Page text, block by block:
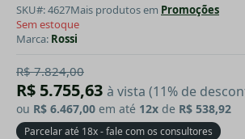
SKU#: 4627Mais produtos em Promoções
Sem estoque
Marca: Rossi
R$ 7.824,00
R$ 5.755,63 à vista (11% de
ou R$ 6.467,00 em até 12x de R$ 538,92
Parcelar até 18x - fale com os consultores